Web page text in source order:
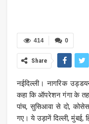
0
414
Share
नईदिल्ली। नागरिक
कहा कि ऑपरेशन गंगा के
पांच, सुसिआवा से दो,
गए। ये उड़ानें दिल्ली, मुंबई,